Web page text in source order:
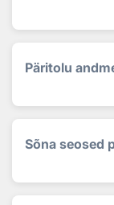
Päritolu
Sõna seosed